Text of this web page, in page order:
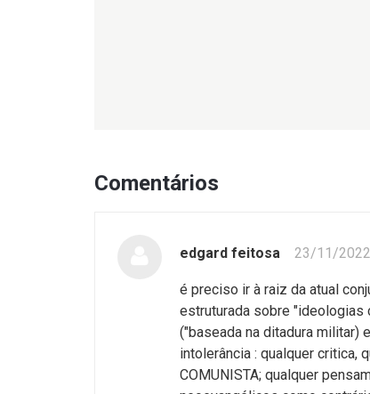
Comentários
edgard feitosa 23/11/2022
é preciso ir à raiz da atual
estruturada sobre
("baseada na ditadura militar)
intolerância : qualquer critica,
COMUNISTA; qualquer